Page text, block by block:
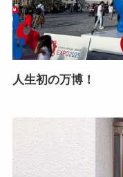
人生初の万博！